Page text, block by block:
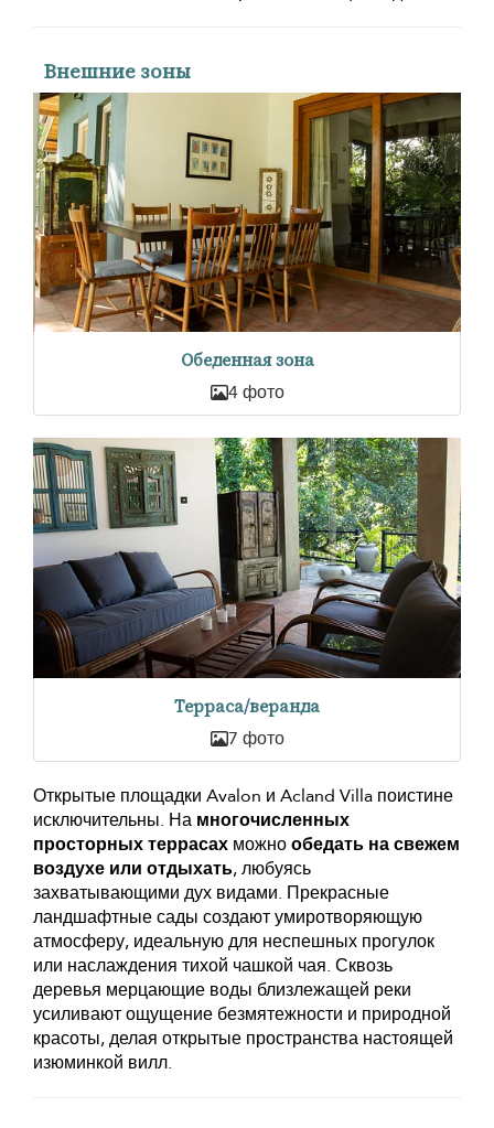
Внешние зоны
Обеденная зона
4 фото
Терраса/веранда
7 фото
Открытые площадки Avalon и Acland Villa поистине
исключительны. На многочисленных
просторных террасах можнообедать на свежем
воздухе или отдыхать, любуясь
захватывающими дух видами. Прекрасные
ландшафтные сады создают умиротворяющую
атмосферу, идеальную для неспешных прогулок
или наслаждения тихой чашкой чая. Сквозь
деревья мерцающие воды близлежащей реки
усиливают ощущение безмятежности и природной
красоты, делая открытые пространства настоящей
изюминкой вилл.